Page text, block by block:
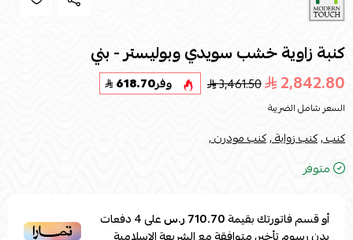
كنبة زاوية خشب سويدي وبوليستر - بني
2,842.80
3,461.50 وفر618.70
السعر شامل الضريبة
كنب ,كنب زواية ,كنب مودرن ,
متوفر
أو قسم فاتورتك بقيمة710.70 ر.س على4دفعات